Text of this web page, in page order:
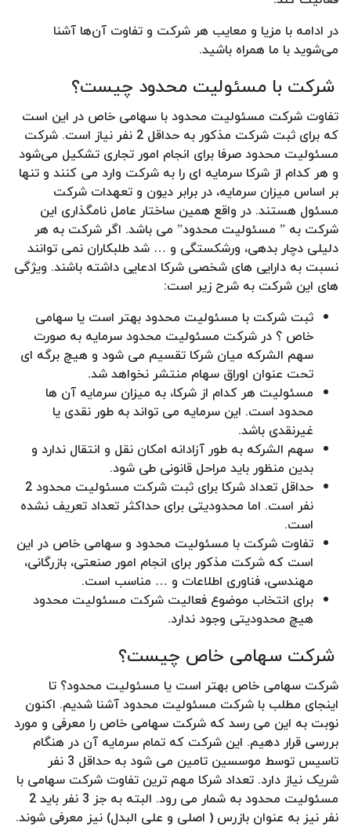
در ادامه با مزیا و معایب هر شرکت و تفاوت آن‌ها آشنا
می‌شوید با ما همراه باشید.
شرکت با مسئولیت محدود چیست؟
تفاوت شرکت مسئولیت محدود با سهامی خاص در این است
که برای ثبت شرکت مذکور به حداقل 2 نفر نیاز است. شرکت
مسئولیت محدود صرفا برای انجام امور تجاری تشکیل می‌شود
و هر کدام از شرکا سرمایه ای را به شرکت وارد می کنند و تنها
بر اساس میزان سرمایه، در برابر دیون و تعهدات شرکت
مسئول هستند. در واقع همین ساختار عامل نامگذاری این
شرکت به ” مسئولیت محدود” می باشد. اگر شرکت به هر
دلیلی دچار بدهی، ورشکستگی و … شد طلبکاران نمی توانند
نسبت به دارایی های شخصی شرکا ادعایی داشته باشند. ویژگی
های این شرکت به شرح زیر است:
ثبت شرکت با مسئولیت محدود بهتر است یا سهامی
خاص ؟ در شرکت مسئولیت محدود سرمایه به صورت
سهم الشرکه میان شرکا تقسیم می شود و هیچ برگه ای
تحت عنوان اوراق سهام منتشر نخواهد شد.
مسئولیت هر کدام از شرکا، به میزان سرمایه آن ها
محدود است. این سرمایه می تواند به طور نقدی یا
غیرنقدی باشد.
سهم الشرکه به طور آزادانه امکان نقل و انتقال ندارد و
بدین منظور باید مراحل قانونی طی شود.
حداقل تعداد شرکا برای ثبت شرکت مسئولیت محدود 2
نفر است. اما محدودیتی برای حداکثر تعداد تعریف نشده
است.
تفاوت شرکت با مسئولیت محدود و سهامی خاص در این
است که شرکت مذکور برای انجام امور صنعتی، بازرگانی،
مهندسی، فناوری اطلاعات و … مناسب است.
برای انتخاب موضوع فعالیت شرکت مسئولیت محدود
هیچ محدودیتی وجود ندارد.
شرکت سهامی خاص چیست؟
شرکت سهامی خاص بهتر است یا مسئولیت محدود؟ تا
اینجای مطلب با شرکت مسئولیت محدود آشنا شدیم. اکنون
نوبت به این می رسد که شرکت سهامی خاص را معرفی و مورد
بررسی قرار دهیم. این شرکت که تمام سرمایه آن در هنگام
تاسیس توسط موسسین تامین می شود به حداقل 3 نفر
شریک نیاز دارد. تعداد شرکا مهم ترین تفاوت شرکت سهامی با
مسئولیت محدود به شمار می رود. البته به جز 3 نفر باید 2
نفر نیز به عنوان بازرس ( اصلی و علی البدل) نیز معرفی شوند.